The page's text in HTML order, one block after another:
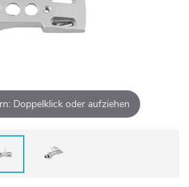
Doppelklick oder aufziehen